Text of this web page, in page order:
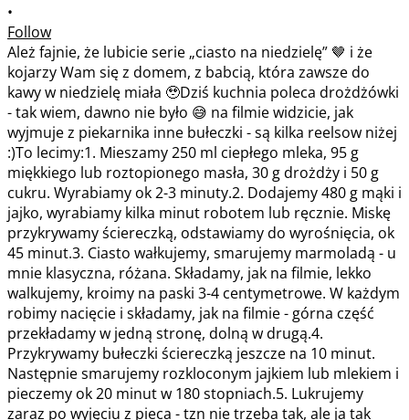
•
Follow
Ależ fajnie, że lubicie serie „ciasto na niedzielę” 🤎 i że
kojarzy Wam się z domem, z babcią, która zawsze do
kawy w niedzielę miała 🥹Dziś kuchnia poleca drożdżówki
- tak wiem, dawno nie było 😅 na filmie widzicie, jak
wyjmuje z piekarnika inne bułeczki - są kilka reelsow niżej
:)To lecimy:1. Mieszamy 250 ml ciepłego mleka, 95 g
miękkiego lub roztopionego masła, 30 g drożdży i 50 g
cukru. Wyrabiamy ok 2-3 minuty.2. Dodajemy 480 g mąki i
jajko, wyrabiamy kilka minut robotem lub ręcznie. Miskę
przykrywamy ściereczką, odstawiamy do wyrośnięcia, ok
45 minut.3. Ciasto wałkujemy, smarujemy marmoladą - u
mnie klasyczna, różana. Składamy, jak na filmie, lekko
walkujemy, kroimy na paski 3-4 centymetrowe. W każdym
robimy nacięcie i składamy, jak na filmie - górna część
przekładamy w jedną stronę, dolną w drugą.4.
Przykrywamy bułeczki ściereczką jeszcze na 10 minut.
Następnie smarujemy rozkloconym jajkiem lub mlekiem i
pieczemy ok 20 minut w 180 stopniach.5. Lukrujemy
zaraz po wyjęciu z pieca - tzn nie trzeba tak, ale ja tak